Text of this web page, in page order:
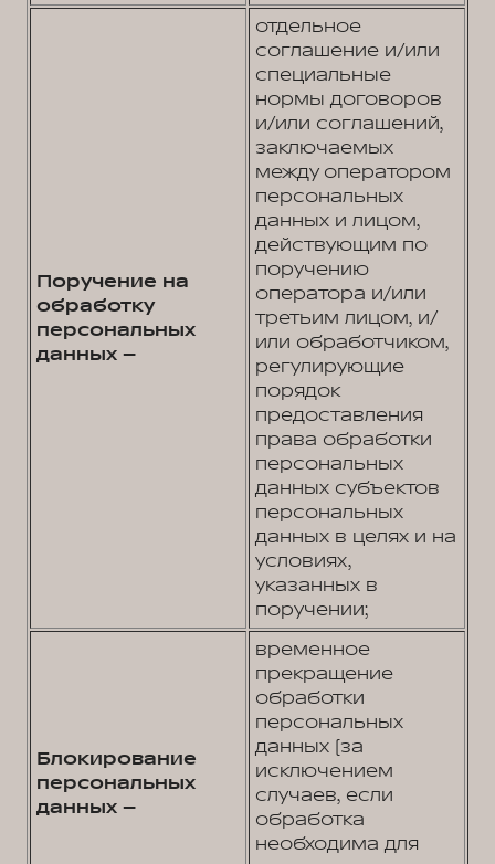
Поручение на
обработку
персональных
данных –
отдельное
соглашение и/или
специальные
нормы договоров
и/или соглашений,
заключаемых
между оператором
персональных
данных и лицом,
действующим по
поручению
оператора и/или
третьим лицом, и/
или обработчиком,
регулирующие
порядок
предоставления
права обработки
персональных
данных cубъектов
персональных
данных в целях и на
условиях,
указанных в
поручении;
Блокирование
персональных
данных –
временное
прекращение
обработки
персональных
данных (за
исключением
случаев, если
обработка
необходима для